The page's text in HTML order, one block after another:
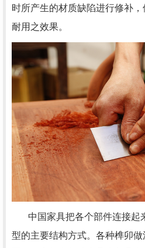
时所产生的材质缺陷进行修补
耐用之效果。
中国家具把各个部件连接起
型的主要结构方式。各种榫卯